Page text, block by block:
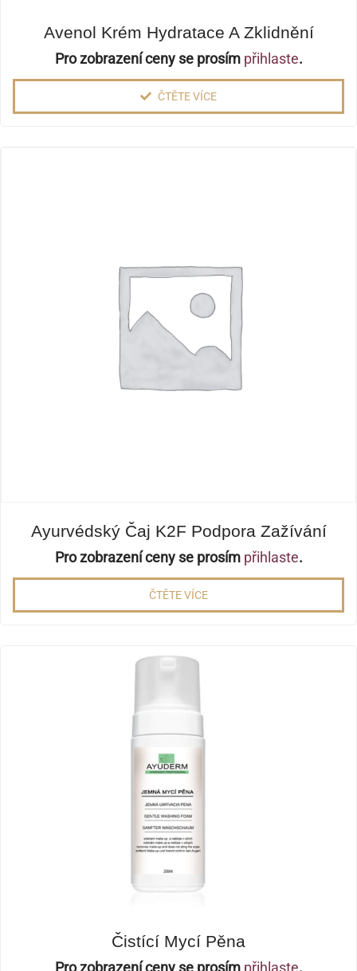
Avenol Krém Hydratace A Zklidnění
Pro zobrazení ceny se prosím přihlaste.
ČTĚTE VÍCE
Ayurvédský Čaj K2F Podpora Zažívání
Pro zobrazení ceny se prosím přihlaste.
ČTĚTE VÍCE
Čistící Mycí Pěna
Pro zobrazení ceny se prosím přihlaste.